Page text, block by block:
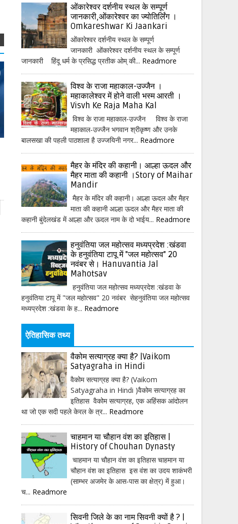
ओंकारेश्वर दर्शनीय स्थल के सम्पूर्ण
जानकारी,ओंकारेश्वर का ज्योतिर्लिंग ।
Omkareshwar Ki Jaankari
ओंकारेश्वर दर्शनीय स्थल के सम्पूर्ण
जानकारी ओंकारेश्वर दर्शनीय स्थल के सम्पूर्ण
जानकारी हिंदू धर्म के प्रसिद्ध प्रतीक ओम् की... Readmore
विश्व के राजा महाकाल-उज्जैन ।
महाकालेश्वर में होने वाली भस्म आरती ।
Visvh Ke Raja Maha Kal
विश्व के राजा महाकाल-उज्जैन विश्व के राजा
महाकाल-उज्जैन भगवान श्रीकृष्ण और उनके
बालसखा की पहली पाठशाला है उज्जयिनी नगर... Readmore
मैहर के मंदिर की कहानी। आल्हा ऊदल और
मैहर माता की कहानी ।Story of Maihar
Mandir
मैहर के मंदिर की कहानी। आल्हा ऊदल और मैहर
माता की कहानी आल्हा ऊदल और मैहर माता की
कहानी बुंदेलखंड में आल्हा और ऊदल नाम के दो भाईय... Readmore
हनुवंतिया जल महोत्सव मध्यप्रदेश :खंडवा
के हनुवंतिया टापू में "जल महोत्सव" 20
नवंबर से। Hanuvantia Jal
Mahotsav
हनुवंतिया जल महोत्सव मध्यप्रदेश :खंडवा के
हनुवंतिया टापू में "जल महोत्सव" 20 नवंबर सेहनुवंतिया जल महोत्सव
मध्यप्रदेश :खंडवा के ह... Readmore
ऐतिहासिक तथ्य
वैकोम सत्याग्रह क्या है? |Vaikom
Satyagraha in Hindi
वैकोम सत्याग्रह क्या है? (Vaikom
Satyagraha in Hindi )वैकोम सत्याग्रह का
इतिहास वैकोम सत्याग्रह, एक अहिंसक आंदोलन
था जो एक सदी पहले केरल के त्र... Readmore
चाहमान या चौहान वंश का इतिहास |
History of Chouhan Dynasty
चाहमान या चौहान वंश का इतिहास चाहमान या
चौहान वंश का इतिहास इस वंश का उदय शाकंभरी
(साम्भर अजमेर के आस-पास का क्षेत्र) में हुआ।
च... Readmore
सिवनी जिले के का नाम सिवनी क्यों है ? |